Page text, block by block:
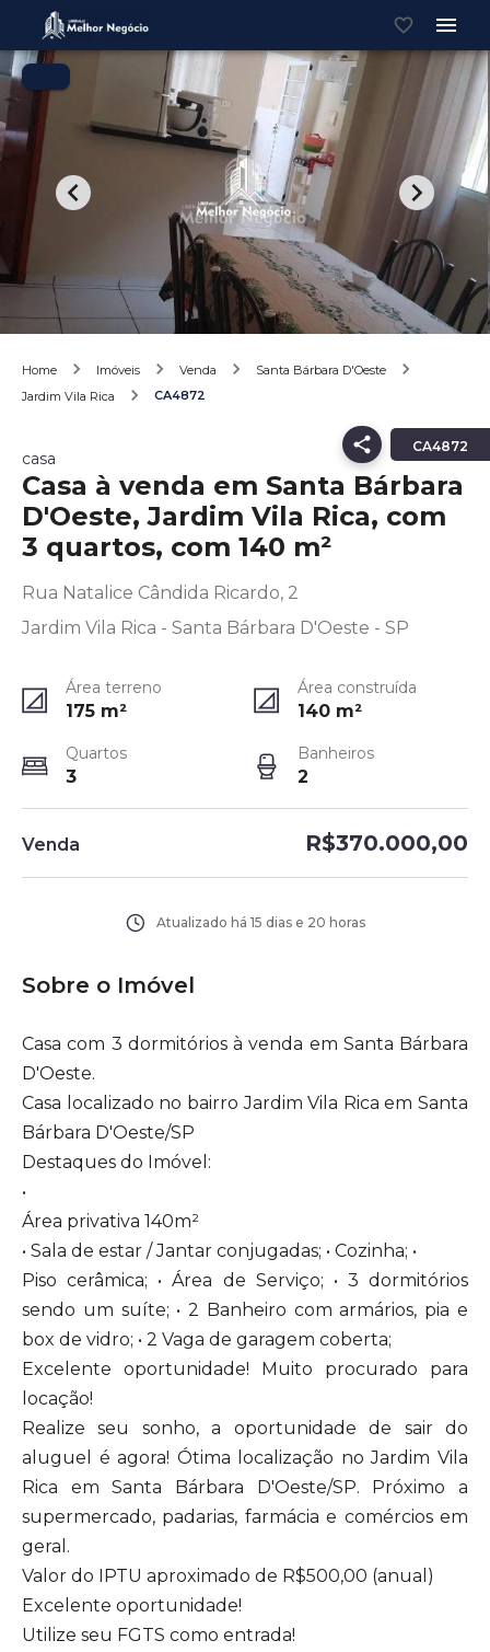
Home Imóveis Venda
Santa Bárbara D'Oeste
Jardim Vila Rica
CA4872
CA4872
casa
Casa à venda em Santa Bárbara
D'Oeste, Jardim Vila Rica, com
3 quartos, com 140 m²
Rua Natalice Cândida Ricardo, 2
Jardim Vila Rica - Santa Bárbara D'Oeste - SP
Área terreno
175 m²
Área construída
140 m²
Quartos
3
Banheiros
2
Venda R$370.000,00
Atualizado há 15 dias e 20 horas
Sobre o Imóvel
Casa com 3 dormitórios à venda em Santa Bárbara
D'Oeste.
Casa localizado no bairro Jardim Vila Rica em Santa
Bárbara D'Oeste/SP
Destaques do Imóvel:
•
Área privativa 140m²
• Sala de estar / Jantar conjugadas; • Cozinha; •
Piso cerâmica; • Área de Serviço; • 3 dormitórios
sendo um suíte; • 2 Banheiro com armários, pia e
box de vidro; • 2 Vaga de garagem coberta;
Excelente oportunidade! Muito procurado para
locação!
Realize seu sonho, a oportunidade de sair do
aluguel é agora! Ótima localização no Jardim Vila
Rica em Santa Bárbara D'Oeste/SP. Próximo a
supermercado, padarias, farmácia e comércios em
geral.
Valor do IPTU aproximado de R$500,00 (anual)
Excelente oportunidade!
Utilize seu FGTS como entrada!